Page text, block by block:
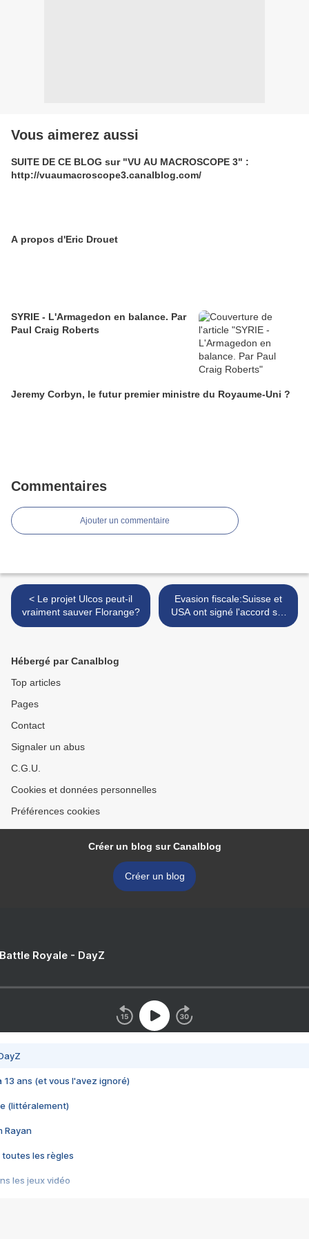
Vous aimerez aussi
SUITE DE CE BLOG sur "VU AU MACROSCOPE 3" :
http://vuaumacroscope3.canalblog.com/
A propos d'Eric Drouet
SYRIE - L'Armagedon en balance. Par
Paul Craig Roberts
Jeremy Corbyn, le futur premier ministre du Royaume-Uni ?
Commentaires
Ajouter un commentaire
< Le projet Ulcos peut-il
vraiment sauver Florange?
Evasion fiscale:Suisse et
USA ont signé l'accord sur
la taxation des citoyens
Hébergé par Canalblog
Top articles
Pages
Contact
Signaler un abus
C.G.U.
Cookies et données personnelles
Préférences cookies
Créer un blog sur Canalblog
Créer un blog
Royale - DayZ
13 ans (et vous l'avez ignoré)
(littéralement)
Rayan
toutes les règles
les jeux vidéo